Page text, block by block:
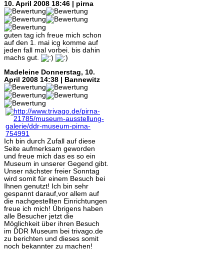
10. April 2008 18:46 | pirna
guten tag ich freue mich schon
auf den 1. mai icg komme auf
jeden fall mal vorbei. bis dahin
machs gut.
Madeleine Donnerstag, 10.
April 2008 14:38 | Bannewitz
Ich bin durch Zufall auf diese
Seite aufmerksam geworden
und freue mich das es so ein
Museum in unserer Gegend gibt.
Unser nächster freier Sonntag
wird somit für einem Besuch bei
Ihnen genutzt! Ich bin sehr
gespannt darauf,vor allem auf
die nachgestellten Einrichtungen
freue ich mich! Übrigens haben
alle Besucher jetzt die
Möglichkeit über ihren Besuch
im DDR Museum bei trivago.de
zu berichten und dieses somit
noch bekannter zu machen!